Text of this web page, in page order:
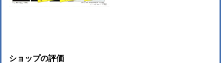
ショップの評価